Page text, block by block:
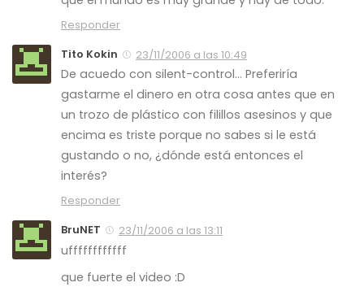
Responder
Tito Kokin
23/11/2006 a las 10:49
De acuedo con silent-control… Preferiría
gastarme el dinero en otra cosa antes que en
un trozo de plástico con filillos asesinos y que
encima es triste porque no sabes si le está
gustando o no, ¿dónde está entonces el
interés?
Responder
BruNET
23/11/2006 a las 13:11
uffffffffffff
que fuerte el video :D